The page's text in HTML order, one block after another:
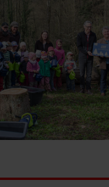
Econda Analytics
Mouseflow Web Analytics Tool
Fact-Finder Tracking